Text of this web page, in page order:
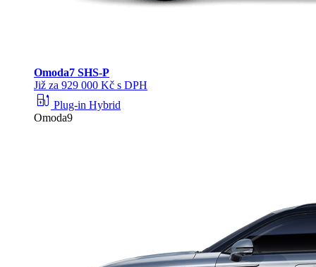
Omoda7 SHS-P
Již za 929 000 Kč s DPH
ev_station Plug-in Hybrid
Omoda9